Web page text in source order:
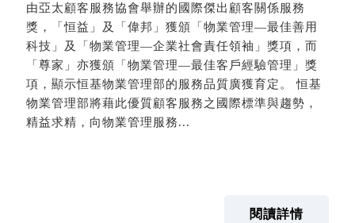
由亞太顧客服務協會舉辦的國際傑出顧客關係服務
獎，「恒益」及「偉邦」獲頒「物業管理—最佳善用
科技」及「物業管理—企業社會責任領袖」獎項，而
「尊家」亦獲頒「物業管理—最佳客戶經驗管理」獎
項，顯示恒基物業管理部的服務品質廣獲育定。 恒基
物業管理部將藉此優質顧客服務之國際標準與趨勢，
精益求精，向物業管理服務...
閱讀詳情